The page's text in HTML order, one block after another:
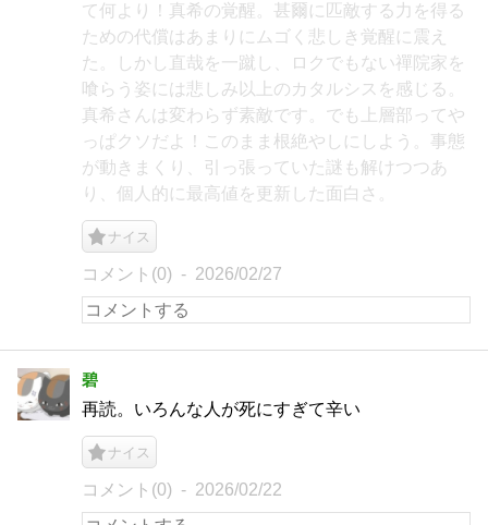
て何より！真希の覚醒。甚爾に匹敵する力を得る
ための代償はあまりにムゴく悲しき覚醒に震え
た。しかし直哉を一蹴し、ロクでもない禪院家を
喰らう姿には悲しみ以上のカタルシスを感じる。
真希さんは変わらず素敵です。でも上層部ってや
っぱクソだよ！このまま根絶やしにしよう。事態
が動きまくり、引っ張っていた謎も解けつつあ
り、個人的に最高値を更新した面白さ。
ナイス
コメント(0) 2026/02/27
碧
再読。いろんな人が死にすぎて辛い
ナイス
コメント(0) 2026/02/22